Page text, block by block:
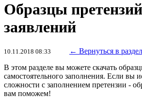
Образцы
заявлений
10.11.2018 08:33
← Вернуться в
В этом разделе вы можете скачать
самостоятельного заполнения. Если вы
сложности с заполнением претензии -
вам поможем!